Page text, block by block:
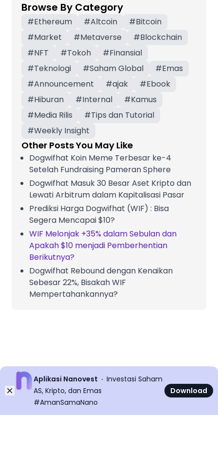
Browse By Category
#Ethereum #Altcoin #Bitcoin
#Market #Metaverse #Blockchain
#NFT #Tokoh #Finansial
#Teknologi #Saham Global #Emas
#Announcement #ajak #Ebook
#Hiburan #Internal #Kamus
#Media Rilis #Tips dan Tutorial
#Weekly Insight
Other Posts You May Like
Dogwifhat Koin Meme Terbesar ke-4
Setelah Fundraising Pameran Sphere
Dogwifhat Masuk 30 Besar Aset Kripto dan
Lewati Arbitrum dalam Kapitalisasi Pasar
Prediksi Harga Dogwifhat (WIF) : Bisa
Segera Mencapai $10?
WIF Melonjak +35% dalam Sebulan dan
Apakah $10 menjadi Pemberhentian
Berikutnya?
Dogwifhat Rebound dengan Kenaikan
Sebesar 22%, Bisakah WIF
Mempertahankannya?
Dismiss
Aplikasi Nanovest
Investasi Saham
AS, Kripto, dan Emas
#AmanSamaNano
Download